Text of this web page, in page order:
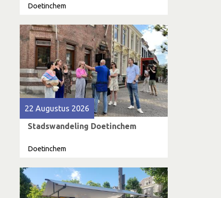
Doetinchem
22 Augustus 2026
Stadswandeling Doetinchem
Doetinchem